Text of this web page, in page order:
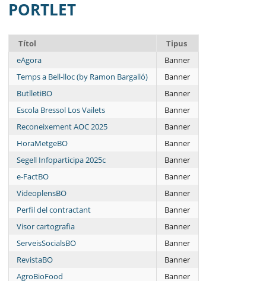
PORTLET
Títol
Tipus
eAgora
Banner
Temps a Bell-lloc (by Ramon Bargalló)
Banner
ButlletiBO
Banner
Escola Bressol Los Vailets
Banner
Reconeixement AOC 2025
Banner
HoraMetgeBO
Banner
Segell Infoparticipa 2025c
Banner
e-FactBO
Banner
VideoplensBO
Banner
Perfil del contractant
Banner
Visor cartografia
Banner
ServeisSocialsBO
Banner
RevistaBO
Banner
AgroBioFood
Banner